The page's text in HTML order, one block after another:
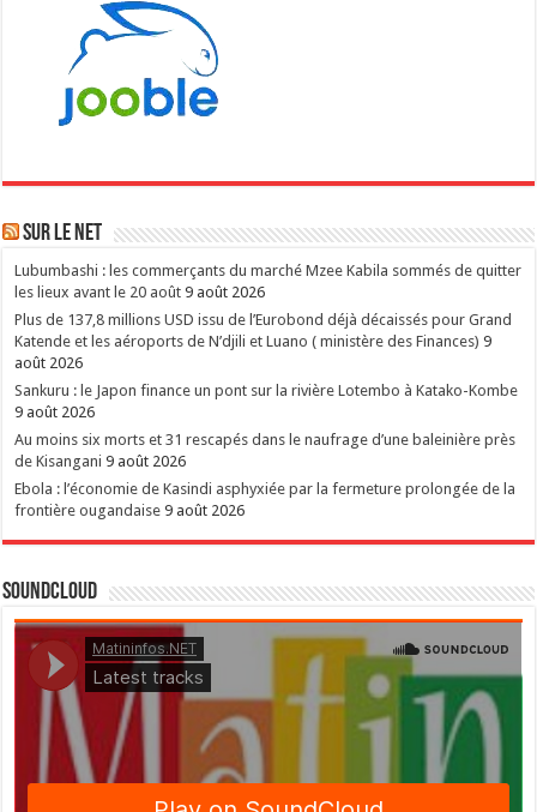
Sur le NET
Lubumbashi : les commerçants du marché Mzee Kabila sommés de quitter
les lieux avant le 20 août 9 août 2026
Plus de 137,8 millions USD issu de l’Eurobond déjà décaissés pour Grand
Katende et les aéroports de N’djili et Luano ( ministère des Finances) 9
août 2026
Sankuru : le Japon finance un pont sur la rivière Lotembo à Katako-Kombe
9 août 2026
Au moins six morts et 31 rescapés dans le naufrage d’une baleinière près
de Kisangani 9 août 2026
Ebola : l’économie de Kasindi asphyxiée par la fermeture prolongée de la
frontière ougandaise 9 août 2026
SoundCloud